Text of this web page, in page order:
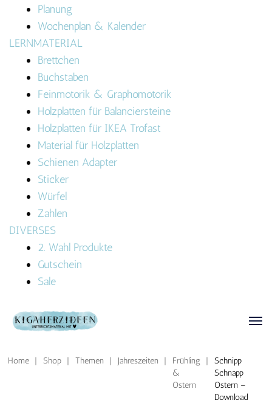
Planung
Wochenplan & Kalender
LERNMATERIAL
Brettchen
Buchstaben
Feinmotorik & Graphomotorik
Holzplatten für Balanciersteine
Holzplatten für IKEA Trofast
Material für Holzplatten
Schienen Adapter
Sticker
Würfel
Zahlen
DIVERSES
2. Wahl Produkte
Gutschein
Sale
Home | Shop | Themen | Jahreszeiten |
Frühling
&
Ostern
|
Schnipp
Schnapp
Ostern –
Download